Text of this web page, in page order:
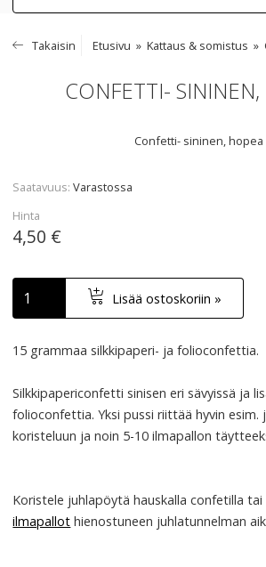
Takaisin Etusivu Kattaus & somistus
CONFETTI-
Confetti- sininen, hopea
Saatavuus Varastossa
Hinta
4,50 €
Lisää ostoskoriin »
15 grammaa silkkipaperi- ja folioconfettia.
Silkkipapericonfetti sinisen eri sävyissä ja
folioconfettia. Yksi pussi riittää hyvin esim.
koristeluun ja noin 5-10 ilmapallon
Koristele juhlapöytä hauskalla confetilla
ilmapallot hienostuneen juhlatunnelman